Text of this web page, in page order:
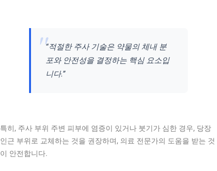
“적절한 주사 기술은 약물의 체내 분
포와 안전성을 결정하는 핵심 요소입
니다.”
특히, 주사 부위 주변 피부에 염증이 있거나 붓기가 심한 경우, 당장
인근 부위로 교체하는 것을 권장하며, 의료 전문가의 도움을 받는 것
이 안전합니다.